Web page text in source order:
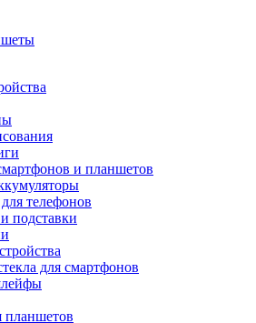
Счетчики банкнот
Стулья и кресла
Столы
Мебельные аксессуары
Аксессуары для кресел
Вешалки
Коврики защитные
Эргономика
для устройств печати, копирования и
доступа
и планшетов
телефонов
подставки
для смартфонов
планшетов